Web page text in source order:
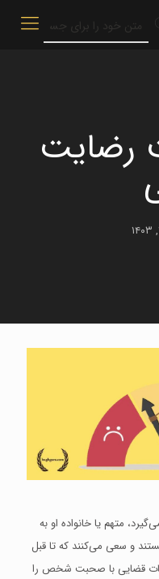
رضایت
متهم یا خانواده او به
و سعی می‌کنند که تا قبل
قضایی با صحبت شخص را